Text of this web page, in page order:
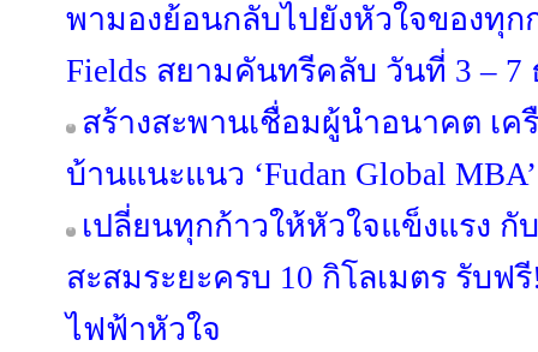
พามองย้อนกลับไปยังหัวใจของทุก
Fields สยามคันทรีคลับ วันที่ 3 – 7
สร้างสะพานเชื่อมผู้นำอนาคต เ
บ้านแนะแนว ‘Fudan Global
เปลี่ยนทุกก้าวให้หัวใจแข็งแรง กั
สะสมระยะครบ 10 กิโลเมตร รับฟ
ไฟฟ้าหัวใจ